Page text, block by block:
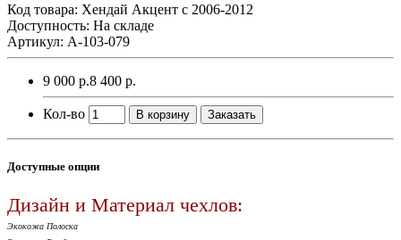
Код товара: Хендай Акцент с 2006-2012
Доступность: На складе
Артикул: A-103-079
9 000 р.8 400 р.
Кол-во В корзину Заказать
Доступные опции
Дизайн и Материал чехлов:
Экокожа Полоска